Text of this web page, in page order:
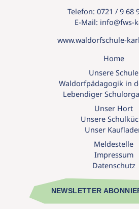
Telefon: 0721 / 9 68
E-Mail: info@fws-
www.waldorfschule-
Home
Unsere Schule
Waldorfpädagogik in
Lebendiger
Unser Hort
Unsere
Unser
Meldestelle
Impressum
Datenschutz
NEWSLETTER